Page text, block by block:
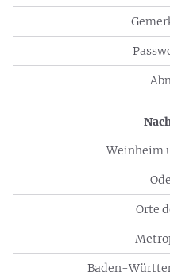
Weinheim
Orte
Baden-